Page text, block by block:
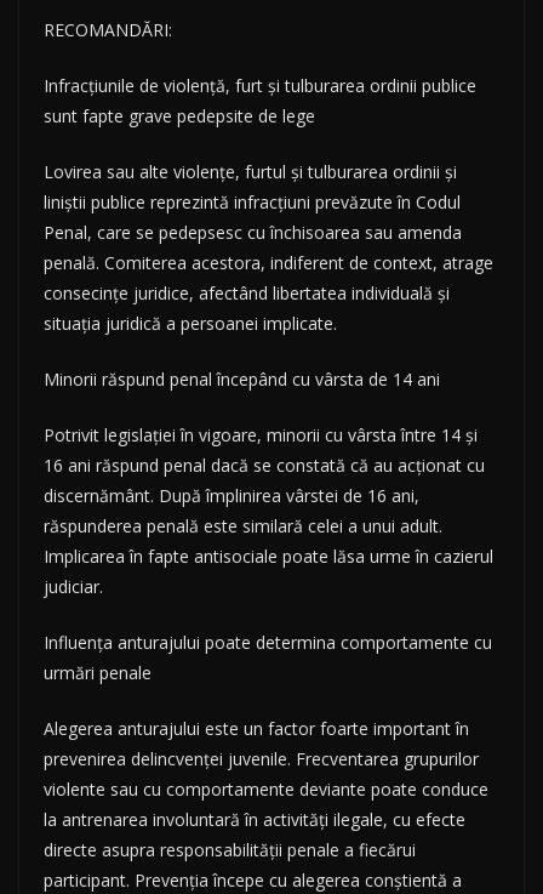
RECOMANDĂRI:
Infracțiunile de violență, furt și tulburarea ordinii publice
sunt fapte grave pedepsite de lege
Lovirea sau alte violențe, furtul și tulburarea ordinii și
liniștii publice reprezintă infracțiuni prevăzute în Codul
Penal, care se pedepsesc cu închisoarea sau amenda
penală. Comiterea acestora, indiferent de context, atrage
consecințe juridice, afectând libertatea individuală și
situația juridică a persoanei implicate.
Minorii răspund penal începând cu vârsta de 14 ani
Potrivit legislației în vigoare, minorii cu vârsta între 14 și
16 ani răspund penal dacă se constată că au acționat cu
discernământ. După împlinirea vârstei de 16 ani,
răspunderea penală este similară celei a unui adult.
Implicarea în fapte antisociale poate lăsa urme în cazierul
judiciar.
Influența anturajului poate determina comportamente cu
urmări penale
Alegerea anturajului este un factor foarte important în
prevenirea delincvenței juvenile. Frecventarea grupurilor
violente sau cu comportamente deviante poate conduce
la antrenarea involuntară în activități ilegale, cu efecte
directe asupra responsabilității penale a fiecărui
participant. Prevenția începe cu alegerea conștientă a